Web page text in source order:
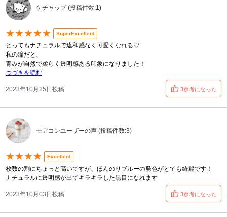
ケチャップ (投稿件数:1)
★★★★★ SuperExcellent
とってもナチュラルで違和感なく可愛くなれる♡
私の瞳だと、
青みが自然で柔らく透明感ある印象になりました！
つづきを読む
2023年10月25日投稿 3参考になった
モアコンユーザーの声 (投稿件数:3)
★★★★ Excellent
枚数の割にちょっと高いですが、ほんのりブルーの発色がとても綺麗です！
ナチュラルに透明感が出てキラキラした黒目になれます
2023年10月03日投稿 3参考になった